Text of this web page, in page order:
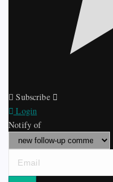
Subscribe
Login
Notify of